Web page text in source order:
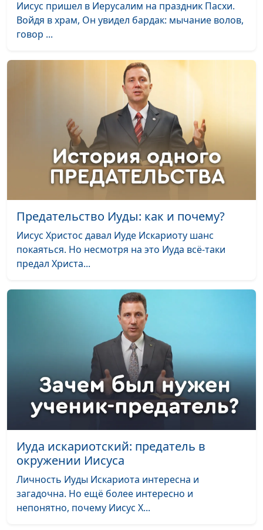
Иисус пришел в Иерусалим на праздник Пасхи.
Войдя в храм, Он увидел бардак: мычание волов,
говор ...
Предательство Иуды: как и почему?
Иисус Христос давал Иуде Искариоту шанс
покаяться. Но несмотря на это Иуда всё-таки
предал Христа...
Иуда искариотский: предатель в
окружении Иисуса
Личность Иуды Искариота интересна и
загадочна. Но ещё более интересно и
непонятно, почему Иисус Х...